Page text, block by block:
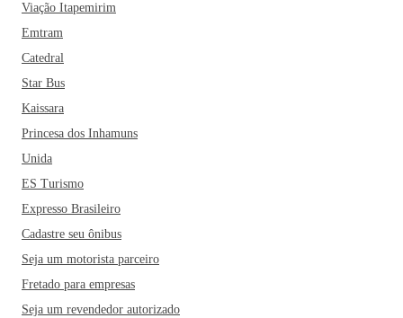
Viação Itapemirim
Emtram
Catedral
Star Bus
Kaissara
Princesa dos Inhamuns
Unida
ES Turismo
Expresso Brasileiro
Cadastre seu ônibus
Seja um motorista parceiro
Fretado para empresas
Seja um revendedor autorizado